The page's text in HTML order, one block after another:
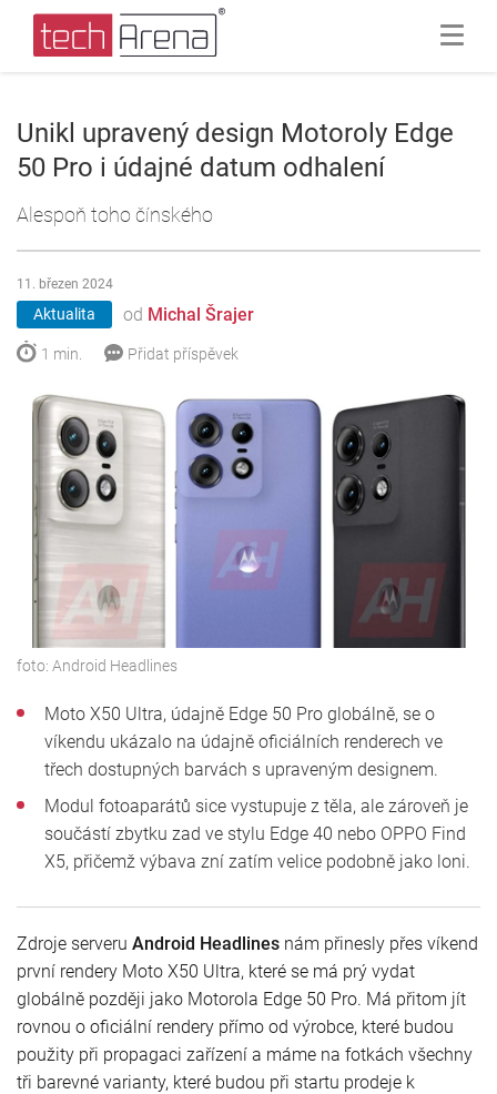
Unikl upravený design Motoroly Edge
50 Pro i údajné datum odhalení
Alespoň toho čínského
Aktualita od Michal Šrajer
11. březen 2024
1 min. Přidat příspěvek
foto: Android Headlines
Moto X50 Ultra, údajně Edge 50 Pro globálně, se o
víkendu ukázalo na údajně oficiálních renderech ve
třech dostupných barvách s upraveným designem.
Modul fotoaparátů sice vystupuje z těla, ale zároveň je
součástí zbytku zad ve stylu Edge 40 nebo OPPO Find
X5, přičemž výbava zní zatím velice podobně jako loni.
Zdroje serveru Android Headlines nám přinesly přes víkend
první rendery Moto X50 Ultra, které se má prý vydat
globálně později jako Motorola Edge 50 Pro. Má přitom jít
rovnou o oficiální rendery přímo od výrobce, které budou
použity při propagaci zařízení a máme na fotkách všechny
tři barevné varianty, které budou při startu prodeje k